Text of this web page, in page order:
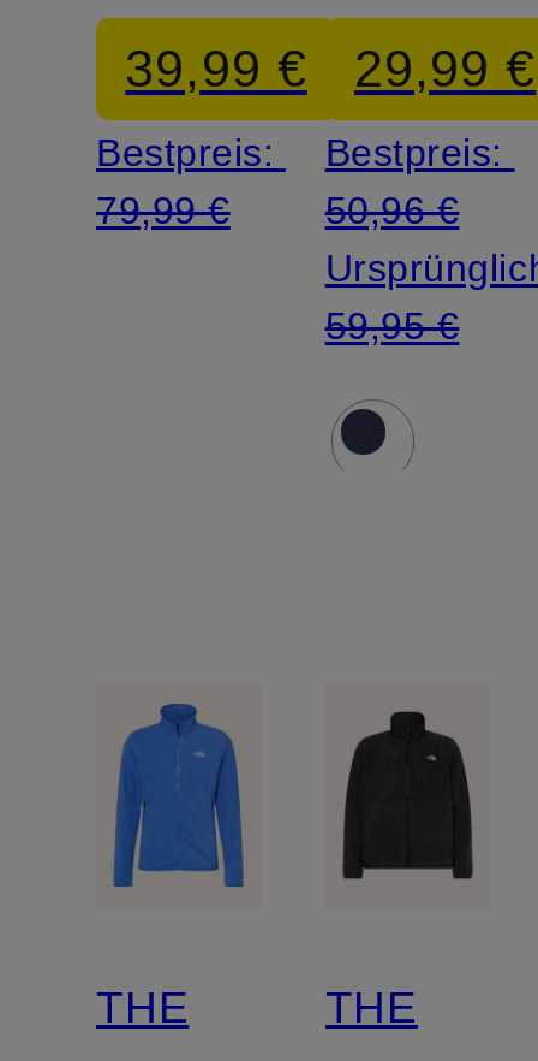
CLUB
WINTER
39,99 €
Bestpreis:
79,99 €
29,99 €
Bestpreis:
50,96 €
59,95 €
THE
THE